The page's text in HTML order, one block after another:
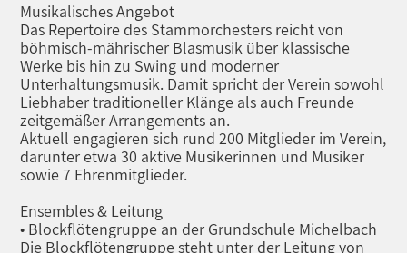
Musikalisches Angebot
Das Repertoire des Stammorchesters reicht von
böhmisch-mährischer Blasmusik über klassische
Werke bis hin zu Swing und moderner
Unterhaltungsmusik. Damit spricht der Verein sowohl
Liebhaber traditioneller Klänge als auch Freunde
zeitgemäßer Arrangements an.
Aktuell engagieren sich rund 200 Mitglieder im Verein,
darunter etwa 30 aktive Musikerinnen und Musiker
sowie 7 Ehrenmitglieder.
Ensembles & Leitung
• Blockflötengruppe an der Grundschule Michelbach
Die Blockflötengruppe steht unter der Leitung von